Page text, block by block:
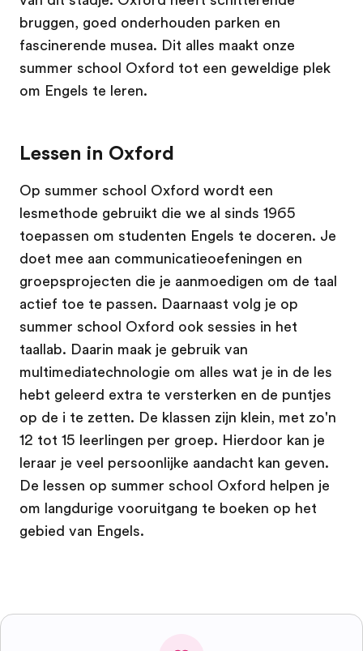
bruggen, goed onderhouden parken en
fascinerende musea. Dit alles maakt onze
summer school Oxford tot een geweldige plek
om Engels te leren.
Lessen in Oxford
Op summer school Oxford wordt een
lesmethode gebruikt die we al sinds 1965
toepassen om studenten Engels te doceren. Je
doet mee aan communicatieoefeningen en
groepsprojecten die je aanmoedigen om de taal
actief toe te passen. Daarnaast volg je op
summer school Oxford ook sessies in het
taallab. Daarin maak je gebruik van
multimediatechnologie om alles wat je in de les
hebt geleerd extra te versterken en de puntjes
op de i te zetten. De klassen zijn klein, met zo'n
12 tot 15 leerlingen per groep. Hierdoor kan je
leraar je veel persoonlijke aandacht kan geven.
De lessen op summer school Oxford helpen je
om langdurige vooruitgang te boeken op het
gebied van Engels.